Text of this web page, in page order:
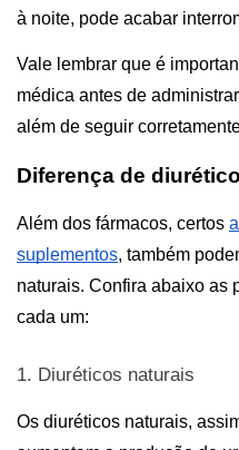
à noite, pode acabar
Vale lembrar que é
médica antes de
além de seguir
Diferença de
Além dos fármacos, certos
suplementos, também
naturais. Confira abaixo as
cada um:
1. Diuréticos naturais
Os diuréticos naturais,